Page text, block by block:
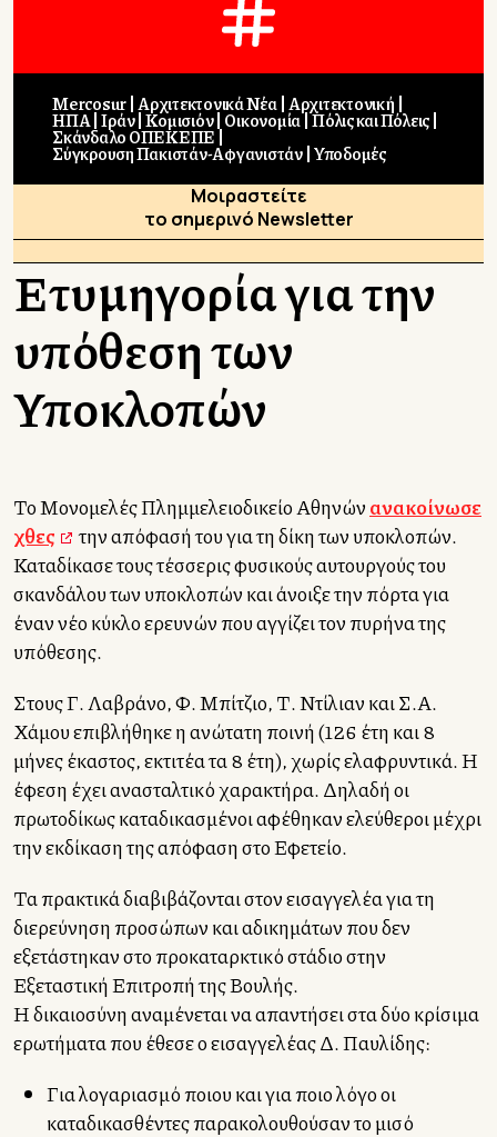
Mercosur Αρχιτεκτονικά Νέα Αρχιτεκτονική
ΗΠΑ Ιράν Κομισιόν Οικονομία Πόλις και Πόλεις
Σκάνδαλο ΟΠΕΚΕΠΕ
Σύγκρουση Πακιστάν-Αφγανιστάν Υποδομές
Μοιραστείτε
το σημερινό Newsletter
Ετυμηγορία για την
υπόθεση των
Υποκλοπών
Το Μονομελές Πλημμελειοδικείο Αθηνώνανακοίνωσε
χθες
την απόφασή του για τη δίκη των υποκλοπών.
Καταδίκασε τους τέσσερις φυσικούς αυτουργούς του
σκανδάλου των υποκλοπών και άνοιξε την πόρτα για
έναν νέο κύκλο ερευνών που αγγίζει τον πυρήνα της
υπόθεσης.
Στους Γ. Λαβράνο, Φ. Μπίτζιο, Τ. Ντίλιαν και Σ.Α.
Χάμου επιβλήθηκε η ανώτατη ποινή (126 έτη και 8
μήνες έκαστος, εκτιτέα τα 8 έτη), χωρίς ελαφρυντικά. Η
έφεση έχει ανασταλτικό χαρακτήρα. Δηλαδή οι
πρωτοδίκως καταδικασμένοι αφέθηκαν ελεύθεροι μέχρι
την εκδίκαση της απόφαση στο Εφετείο.
Τα πρακτικά διαβιβάζονται στον εισαγγελέα για τη
διερεύνηση προσώπων και αδικημάτων που δεν
εξετάστηκαν στο προκαταρκτικό στάδιο στην
Εξεταστική Επιτροπή της Βουλής.
Η δικαιοσύνη αναμένεται να απαντήσει στα δύο κρίσιμα
ερωτήματα που έθεσε ο εισαγγελέας Δ. Παυλίδης:
Για λογαριασμό ποιου και για ποιο λόγο οι
καταδικασθέντες παρακολουθούσαν το μισό